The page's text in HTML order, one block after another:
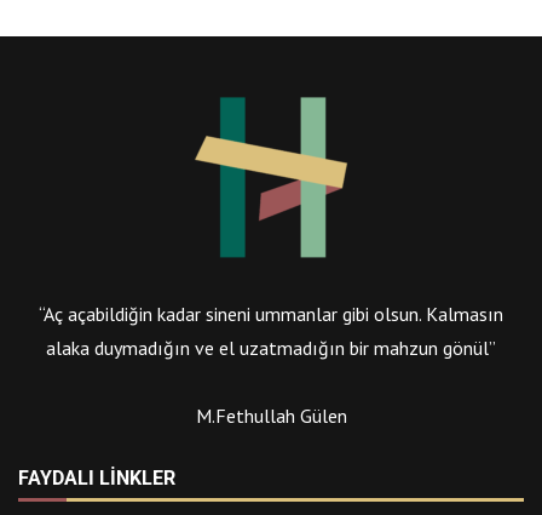
“Aç açabildiğin kadar sineni ummanlar gibi olsun. Kalmasın
alaka duymadığın ve el uzatmadığın bir mahzun gönül”
M.Fethullah Gülen
FAYDALI LINKLER